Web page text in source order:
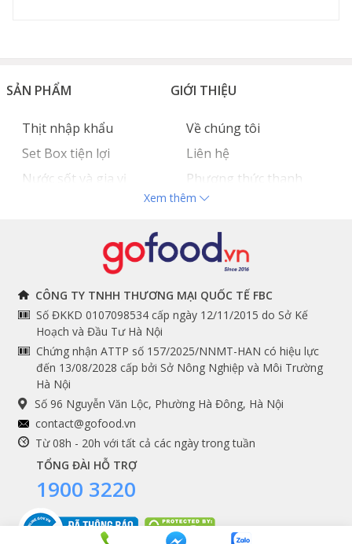
SẢN PHẨM
Thịt nhập khẩu
Set Box tiện lợi
Nước sốt và gia vị
GIỚI THIỆU
Về chúng tôi
Liên hệ
Phương thức thanh
toán
Tuyển dụng
THÔNG TIN
Chính sách và quy định
chung
Hướng dẫn đặt hàng
Cam kết chất lượng
THEO DÕI NGAY
Facebook
Instagram
Youtube
Tiktok
Shopee
DỊCH VỤ
Premium services
Xem thêm
CÔNG TY TNHH THƯƠNG MẠI QUỐC TẾ FBC
Số ĐKKD 0107098534 cấp ngày 12/11/2015 do Sở Kế
Hoạch và Đầu Tư Hà Nội
Chứng nhận ATTP số 157/2025/NNMT-HAN có hiệu lực
đến 13/08/2028 cấp bởi Sở Nông Nghiệp và Môi Trường
Hà Nội
Số 96 Nguyễn Văn Lộc, Phường Hà Đông, Hà Nội
contact@gofood.vn
Từ 08h - 20h với tất cả các ngày trong tuần
TỔNG ĐÀI HỖ TRỢ
1900 3220